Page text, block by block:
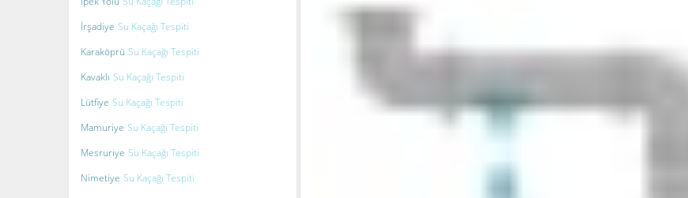
İrşadiye Su Kaçağı Tespiti
Karaköprü Su Kaçağı Tespiti
Kavaklı Su Kaçağı Tespiti
Lütfiye Su Kaçağı Tespiti
Mamuriye Su Kaçağı Tespiti
Mesruriye Su Kaçağı Tespiti
Nimetiye Su Kaçağı Tespiti